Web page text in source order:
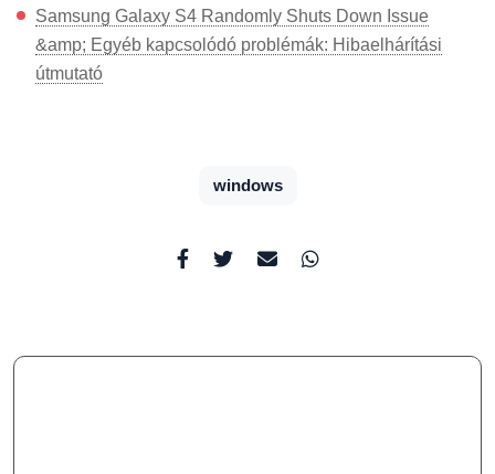
Samsung Galaxy S4 Randomly Shuts Down Issue
&amp; Egyéb kapcsolódó problémák: Hibaelhárítási
útmutató
windows